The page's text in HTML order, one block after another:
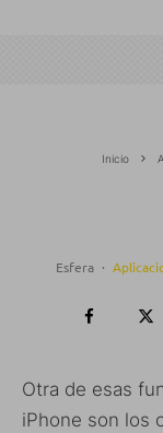
Inicio
Esfera ·
Otra de esas
iPhone son los